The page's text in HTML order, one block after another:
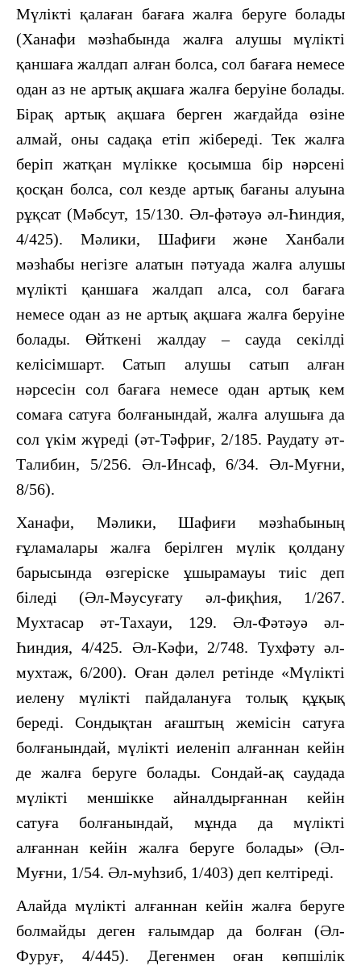
Мүлікті қалаған бағаға жалға беруге болады
(Ханафи мәзһабында жалға алушы мүлікті
қаншаға жалдап алған болса, сол бағаға немесе
одан аз не артық ақшаға жалға беруіне болады.
Бірақ артық ақшаға берген жағдайда өзіне
алмай, оны садақа етіп жібереді. Тек жалға
беріп жатқан мүлікке қосымша бір нәрсені
қосқан болса, сол кезде артық бағаны алуына
рұқсат (Мәбсут, 15/130. Әл-фәтәуә әл-Һиндия,
4/425). Мәлики, Шафиғи және Ханбали
мәзһабы негізге алатын пәтуада жалға алушы
мүлікті қаншаға жалдап алса, сол бағаға
немесе одан аз не артық ақшаға жалға беруіне
болады. Өйткені жалдау – сауда секілді
келісімшарт. Сатып алушы сатып алған
нәрсесін сол бағаға немесе одан артық кем
сомаға сатуға болғанындай, жалға алушыға да
сол үкім жүреді (әт-Тәфриғ, 2/185. Раудату әт-
Талибин, 5/256. Әл-Инсаф, 6/34. Әл-Муғни,
8/56).
Ханафи, Мәлики, Шафиғи мәзһабының
ғұламалары жалға берілген мүлік қолдану
барысында өзгеріске ұшырамауы тиіс деп
біледі (Әл-Мәусуғату әл-фиқһия, 1/267.
Мухтасар әт-Тахауи, 129. Әл-Фәтәуә әл-
Һиндия, 4/425. Әл-Кәфи, 2/748. Тухфәту әл-
мухтаж, 6/200). Оған дәлел ретінде «Мүлікті
иелену мүлікті пайдалануға толық құқық
береді. Сондықтан ағаштың жемісін сатуға
болғанындай, мүлікті иеленіп алғаннан кейін
де жалға беруге болады. Сондай-ақ саудада
мүлікті меншікке айналдырғаннан кейін
сатуға болғанындай, мұнда да мүлікті
алғаннан кейін жалға беруге болады» (Әл-
Муғни, 1/54. Әл-муһзиб, 1/403) деп келтіреді.
Алайда мүлікті алғаннан кейін жалға беруге
болмайды деген ғалымдар да болған (Әл-
Фуруғ, 4/445). Дегенмен оған көпшілік